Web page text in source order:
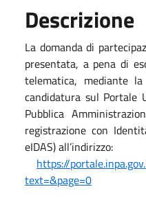
Descrizione
La domanda di
presentata, a pena di
telematica, mediante
candidatura sul Portale
Pubblica
registrazione con
eIDAS) all’indirizzo:
https://
text=&page=0